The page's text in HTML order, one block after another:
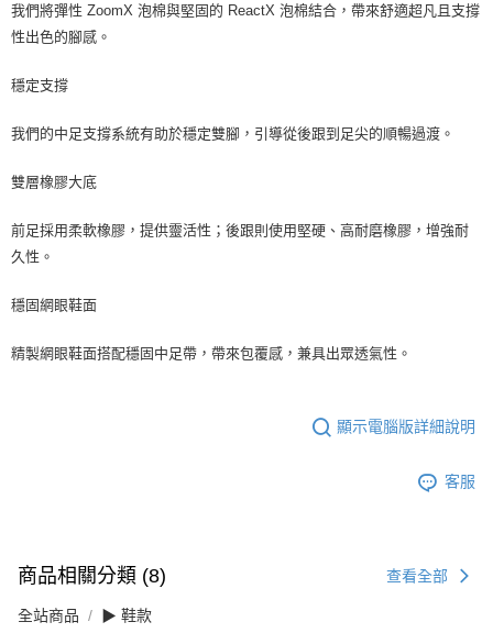
我們將彈性 ZoomX 泡棉與堅固的 ReactX 泡棉結合，帶來舒適超凡且支撐
性出色的腳感。
穩定支撐
我們的中足支撐系統有助於穩定雙腳，引導從後跟到足尖的順暢過渡。
雙層橡膠大底
前足採用柔軟橡膠，提供靈活性；後跟則使用堅硬、高耐磨橡膠，增強耐
久性。
穩固網眼鞋面
精製網眼鞋面搭配穩固中足帶，帶來包覆感，兼具出眾透氣性。
顯示電腦版詳細說明
客服
商品相關分類 (8) 查看全部
全站商品 ▶ 鞋款